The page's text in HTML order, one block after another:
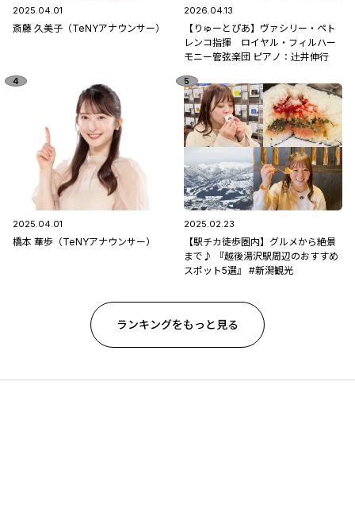
2025.04.01
斎藤 久美子（TeNYアナウンサー）
2026.04.13
【りゅーとぴあ】ヴァシリー・ペト
レンコ指揮 ロイヤル・フィルハー
モニー管弦楽団 ピアノ：辻󠄀井伸行
2025.04.01
橋本 華歩（TeNYアナウンサー）
2025.02.23
【駅チカ徒歩圏内】グルメから絶景
まで♪ 『越後湯沢駅周辺のおすすめ
スポット5選』 #新潟観光
ランキングをもっと見る